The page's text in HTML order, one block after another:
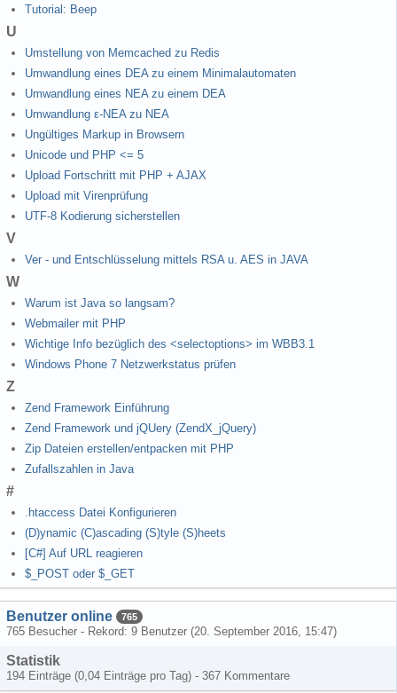
Tutorial: Beep
U
Umstellung von Memcached zu Redis
Umwandlung eines DEA zu einem Minimalautomaten
Umwandlung eines NEA zu einem DEA
Umwandlung ε-NEA zu NEA
Ungültiges Markup in Browsern
Unicode und PHP <= 5
Upload Fortschritt mit PHP + AJAX
Upload mit Virenprüfung
UTF-8 Kodierung sicherstellen
V
Ver - und Entschlüsselung mittels RSA u. AES in JAVA
W
Warum ist Java so langsam?
Webmailer mit PHP
Wichtige Info bezüglich des <selectoptions> im WBB3.1
Windows Phone 7 Netzwerkstatus prüfen
Z
Zend Framework Einführung
Zend Framework und jQUery (ZendX_jQuery)
Zip Dateien erstellen/entpacken mit PHP
Zufallszahlen in Java
#
.htaccess Datei Konfigurieren
(D)ynamic (C)ascading (S)tyle (S)heets
[C#] Auf URL reagieren
$_POST oder $_GET
Benutzer online 765
765 Besucher - Rekord: 9 Benutzer (20. September 2016, 15:47)
Statistik
194 Einträge (0,04 Einträge pro Tag) - 367 Kommentare